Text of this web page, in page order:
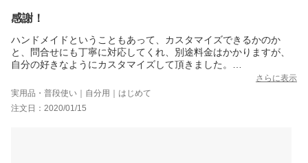
感謝！
ハンドメイドということもあって、カスタマイズできるかのか
と、問合せにも丁寧に対応してくれ、別途料金はかかりますが、
自分の好きなようにカスタマイズして頂きました。
携帯ホルダーをTPU素材にしてもらったり、カードポケットを作
ってもらったり。
ベルトを無しにしてもらいました。
名前も入れました。
さらに表示
実用品・普段使い｜自分用｜はじめて
注文日：2020/01/15